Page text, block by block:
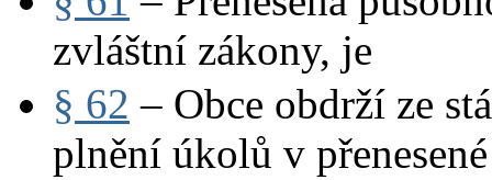
zvláštní zákony, je
§ 62 – Obce obdrží ze
plnění úkolů v